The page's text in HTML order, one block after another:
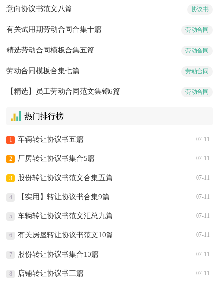
协议书
意向协议书范文八篇
劳动合同
有关试用期劳动合同合集十篇
劳动合同
精选劳动合同模板合集五篇
劳动合同
劳动合同模板合集七篇
劳动合同
【精选】员工劳动合同范文集锦6篇
热门排行榜
1 07-11
车辆转让协议书五篇
2 07-11
厂房转让协议书集合5篇
3 07-11
股份转让协议书范文合集五篇
4 07-11
【实用】转让协议书合集9篇
5 07-11
车辆转让协议书范文汇总九篇
6 07-11
有关房屋转让协议书范文10篇
7 07-11
股份转让协议书集合10篇
8 07-11
店铺转让协议书三篇